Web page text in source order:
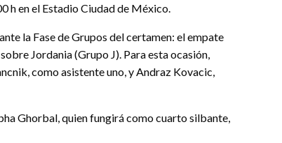
h en el Estadio Ciudad de México.
la Fase de Grupos del certamen: el empate
Jordania (Grupo J). Para esta ocasión,
como asistente uno, y Andraz Kovacic,
Ghorbal, quien fungirá como cuarto silbante,